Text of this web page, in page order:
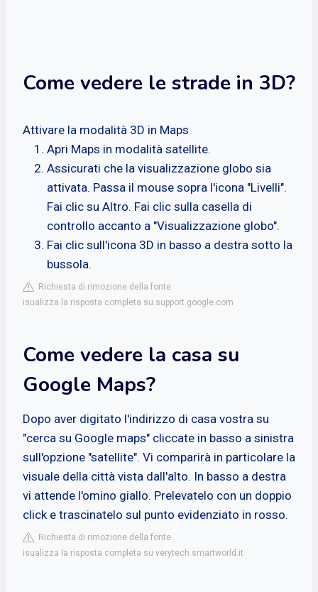
Come vedere le strade in 3D?
Attivare la modalità 3D in Maps
Apri Maps in modalità satellite.
Assicurati che la visualizzazione globo sia
attivata. Passa il mouse sopra l'icona "Livelli".
Fai clic su Altro. Fai clic sulla casella di
controllo accanto a "Visualizzazione globo".
Fai clic sull'icona 3D in basso a destra sotto la
bussola.
Richiesta di rimozione della fonte
isualizza la risposta completa su support.google.com
Come vedere la casa su
Google Maps?
Dopo aver digitato l'indirizzo di casa vostra su
"cerca su Google maps" cliccate in basso a sinistra
sull'opzione "satellite". Vi comparirà in particolare la
visuale della città vista dall'alto. In basso a destra
vi attende l'omino giallo. Prelevatelo con un doppio
click e trascinatelo sul punto evidenziato in rosso.
Richiesta di rimozione della fonte
isualizza la risposta completa su verytech.smartworld.it